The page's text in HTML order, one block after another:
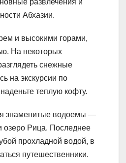
развлечения и
Абхазии.
и высокими горами,
На некоторых
снежные
на экскурсии по
теплую кофту.
знаменитые водоемы —
озеро Рица. Последнее
прохладной водой, в
путешественники.